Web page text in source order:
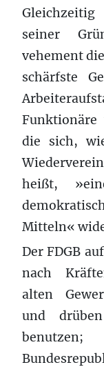
seiner
vehement
schärfste
Funktionäre
die sich,
heißt,
Mitteln«
Der FDGB
nach
alten
und